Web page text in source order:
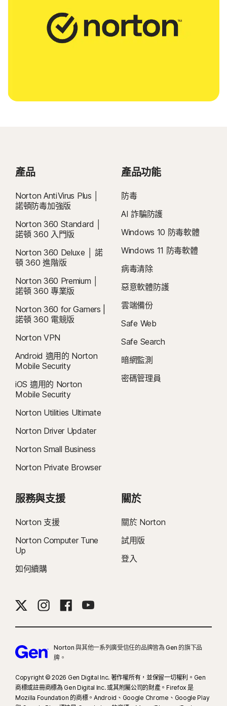
產品
Norton AntiVirus Plus │
諾頓防毒加強版
Norton 360 Standard │
諾頓 360 入門版
Norton 360 Deluxe │ 諾
頓 360 進階版
Norton 360 Premium │
諾頓 360 專業版
Norton 360 for Gamers |
諾頓 360 電競版
Norton VPN
Android 適用的 Norton
Mobile Security
iOS 適用的 Norton
Mobile Security
Norton Utilities Ultimate
Norton Driver Updater
Norton Small Business
Norton Private Browser
產品功能
防毒
AI 詐騙防護
Windows 10 防毒軟體
Windows 11 防毒軟體
病毒清除
惡意軟體防護
雲端備份
Safe Web
Safe Search
暗網監測
密碼管理員
服務與支援
Norton 支援
Norton Computer Tune
Up
如何續購
關於
關於 Norton
試用版
登入
Norton 與其他一系列廣受信任的品牌皆為 Gen 的旗下品
牌。
Copyright © 2026 Gen Digital Inc. 著作權所有，並保留一切權利。Gen
商標或註冊商標為 Gen Digital Inc. 或其附屬公司的財產。Firefox 是
Mozilla Foundation 的商標。Android、Google Chrome、Google Play